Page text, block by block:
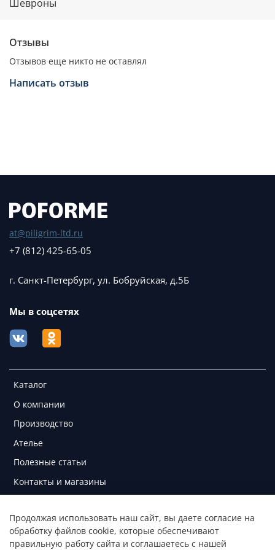
Шевроны
Отзывы
Отзывов еще никто не оставлял
Написать отзыв
Каталог
О компании
Производство
Ателье
Полезные статьи
Контакты и магазины
Клиентам
Услуги
at@piligrim-ltd.ru
+7 (812) 425-65-05
г. Санкт-Петербург, ул. Бобруйская, д.5Б
Мы в соцсетях
Продолжая использовать наш сайт, вы даете согласие на
обработку файлов cookie, которые обеспечивают
правильную работу сайта и соглашаетесь с нашей